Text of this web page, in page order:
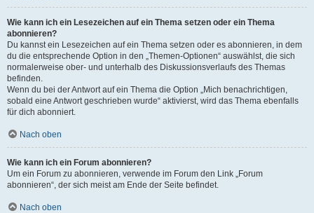
Wie kann ich ein Lesezeichen auf ein Thema setzen oder ein Thema
abonnieren?
Du kannst ein Lesezeichen auf ein Thema setzen oder es abonnieren, in dem
du die entsprechende Option in den „Themen-Optionen“ auswählst, die sich
normalerweise ober- und unterhalb des Diskussionsverlaufs des Themas
befinden.
Wenn du bei der Antwort auf ein Thema die Option „Mich benachrichtigen,
sobald eine Antwort geschrieben wurde“ aktivierst, wird das Thema ebenfalls
für dich abonniert.
Nach oben
Wie kann ich ein Forum abonnieren?
Um ein Forum zu abonnieren, verwende im Forum den Link „Forum
abonnieren“, der sich meist am Ende der Seite befindet.
Nach oben